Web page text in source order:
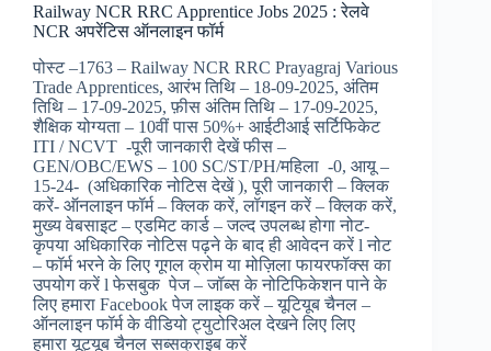
Form
2025
:
IBPS
ग्रामीण
बैंक
14th
ऑनलाइन
फॉर्म,
Railway NCR RRC Apprentice Jobs 2025 : रेलवे
NCR अपरेंटिस ऑनलाइन फॉर्म
पोस्ट –1763 – Railway NCR RRC Prayagraj Various
Trade Apprentices, आरंभ तिथि – 18-09-2025, अंतिम
तिथि – 17-09-2025, फ़ीस अंतिम तिथि – 17-09-2025,
शैक्षिक योग्यता – 10वीं पास 50%+ आईटीआई सर्टिफिकेट
ITI / NCVT -पूरी जानकारी देखें फीस –
GEN/OBC/EWS – 100 SC/ST/PH/महिला -0, आयू –
15-24- (अधिकारिक नोटिस देखें ), पूरी जानकारी – क्लिक
करें- ऑनलाइन फॉर्म – क्लिक करें, लॉगइन करें – क्लिक करें,
मुख्य वेबसाइट – एडमिट कार्ड – जल्द उपलब्ध होगा नोट-
कृपया अधिकारिक नोटिस पढ़ने के बाद ही आवेदन करें l नोट
– फॉर्म भरने के लिए गूगल क्रोम या मोज़िला फायरफॉक्स का
उपयोग करें l फेसबुक पेज – जॉब्स के नोटिफिकेशन पाने के
लिए हमारा Facebook पेज लाइक करें – यूटियूब चैनल –
ऑनलाइन फॉर्म के वीडियो ट्युटोरिअल देखने लिए लिए
हमारा यूट्यूब चैनल सब्सक्राइब करें